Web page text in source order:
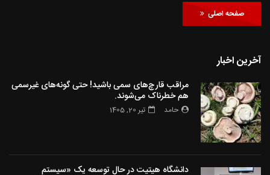
صفحه اصلی
آخرین اخبار
مراقب قارچ‌های سمی باشید! حتی گونه‌های غیرسمی
هم خطرناک می‌شوند.
حامد تیر 20, 1405
دانشگاه هیتیت در حال توسعه یک «سیستم